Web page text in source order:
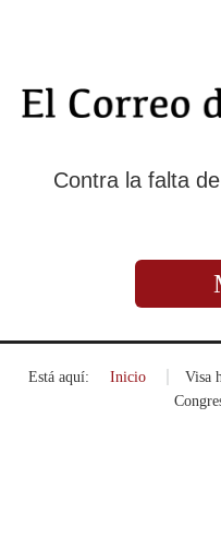
Contra la falta
Está aquí: Inicio
Visa